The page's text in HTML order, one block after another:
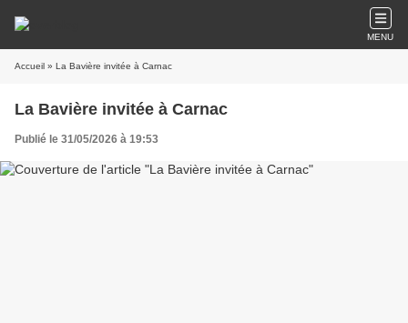
MENU
Accueil » La Bavière invitée à Carnac
La Bavière invitée à Carnac
Publié le 31/05/2026 à 19:53